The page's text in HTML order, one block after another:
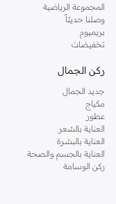
المجموعة الرياضية
وصلنا حديثاً
بريميوم
تخفيضات
ركن الجمال
جديد الجمال
مكياج
عطور
العناية بالشعر
العناية بالبشرة
العناية بالجسم والصحة
ركن الوسامة